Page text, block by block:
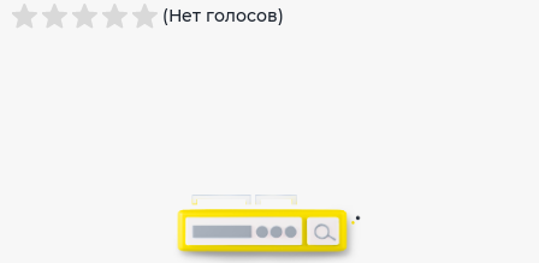
(Нет голосов)